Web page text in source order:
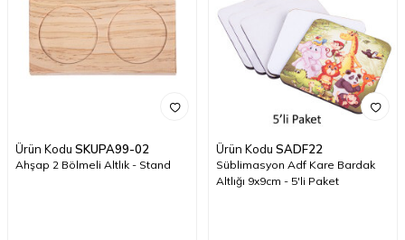
Ürün Kodu SKUPA99-02
Ahşap 2 Bölmeli Altlık - Stand
Ürün Kodu SADF22
Süblimasyon Adf Kare Bardak
Altlığı 9x9cm - 5'li Paket